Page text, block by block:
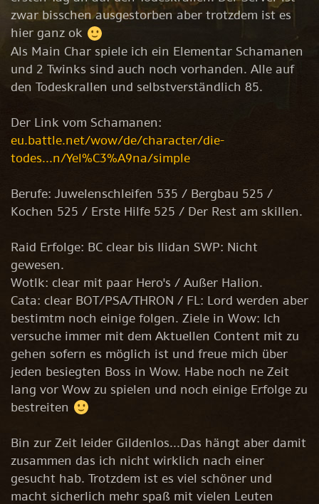
zwar bisschen ausgestorben aber trotzdem ist es
hier ganz ok
Als Main Char spiele ich ein Elementar Schamanen
und 2 Twinks sind auch noch vorhanden. Alle auf
den Todeskrallen und selbstverständlich 85.
Der Link vom Schamanen:
eu.battle.net/wow/de/character/die-
todes...n/Yel%C3%A9na/simple
Berufe: Juwelenschleifen 535 / Bergbau 525 /
Kochen 525 / Erste Hilfe 525 / Der Rest am skillen.
Raid Erfolge: BC clear bis Ilidan SWP: Nicht
gewesen.
Wotlk: clear mit paar Hero's / Außer Halion.
Cata: clear BOT/PSA/THRON / FL: Lord werden aber
bestimtm noch einige folgen. Ziele in Wow: Ich
versuche immer mit dem Aktuellen Content mit zu
gehen sofern es möglich ist und freue mich über
jeden besiegten Boss in Wow. Habe noch ne Zeit
lang vor Wow zu spielen und noch einige Erfolge zu
bestreiten
Bin zur Zeit leider Gildenlos...Das hängt aber damit
zusammen das ich nicht wirklich nach einer
gesucht hab. Trotzdem ist es viel schöner und
macht sicherlich mehr spaß mit vielen Leuten